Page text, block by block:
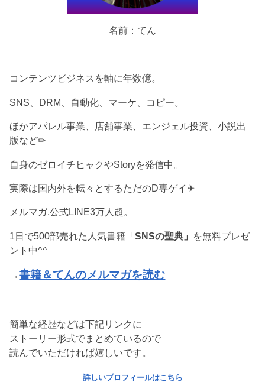
名前：てん
コンテンツビジネスを軸に年数億。
SNS、DRM、自動化、マーケ、コピー。
ほかアパレル事業、店舗事業、エンジェル投資、小説出
版など✏︎
自身のゼロイチヒャクやStoryを発信中。
実際は国内外を転々とするただのD専ゲイ✈︎
メルマガ,公式LINE3万人超。
1日で500部売れた人気書籍「SNSの聖典」 を無料プレゼ
ント中^^
→書籍＆てんのメルマガを読む
簡単な経歴などは下記リンクに
ストーリー形式でまとめているので
読んでいただければ嬉しいです。
詳しいプロフィールはこちら